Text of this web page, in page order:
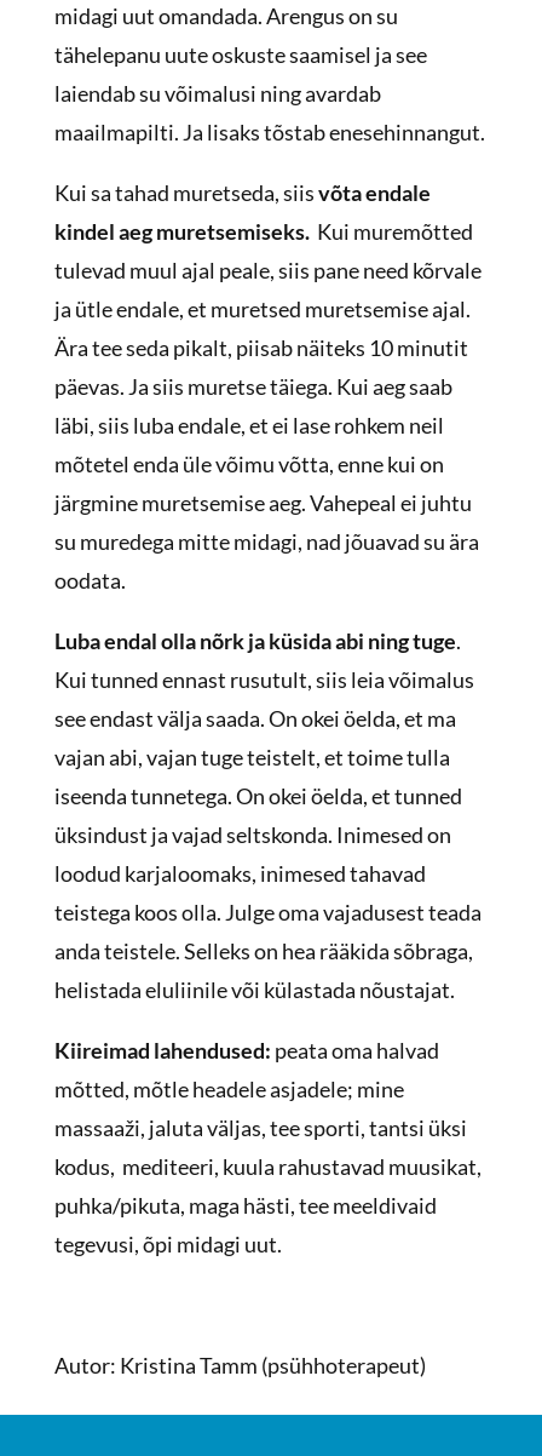
midagi uut omandada. Arengus on su
tähelepanu uute oskuste saamisel ja see
laiendab su võimalusi ning avardab
maailmapilti. Ja lisaks tõstab enesehinnangut.
Kui sa tahad muretseda, siisvõta endale
kindel aeg muretsemiseks. Kui muremõtted
tulevad muul ajal peale, siis pane need kõrvale
ja ütle endale, et muretsed muretsemise ajal.
Ära tee seda pikalt, piisab näiteks 10 minutit
päevas. Ja siis muretse täiega. Kui aeg saab
läbi, siis luba endale, et ei lase rohkem neil
mõtetel enda üle võimu võtta, enne kui on
järgmine muretsemise aeg. Vahepeal ei juhtu
su muredega mitte midagi, nad jõuavad su ära
oodata.
Luba endal olla nõrk ja küsida abi ning tuge.
Kui tunned ennast rusutult, siis leia võimalus
see endast välja saada. On okei öelda, et ma
vajan abi, vajan tuge teistelt, et toime tulla
iseenda tunnetega. On okei öelda, et tunned
üksindust ja vajad seltskonda. Inimesed on
loodud karjaloomaks, inimesed tahavad
teistega koos olla. Julge oma vajadusest teada
anda teistele. Selleks on hea rääkida sõbraga,
helistada eluliinile või külastada nõustajat.
Kiireimad lahendused: peata oma halvad
mõtted, mõtle headele asjadele; mine
massaaži, jaluta väljas, tee sporti, tantsi üksi
kodus, mediteeri, kuula rahustavad muusikat,
puhka/pikuta, maga hästi, tee meeldivaid
tegevusi, õpi midagi uut.
Autor: Kristina Tamm (psühhoterapeut)